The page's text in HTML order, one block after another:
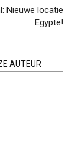
Nieuwe locatie
Egypte!
AUTEUR